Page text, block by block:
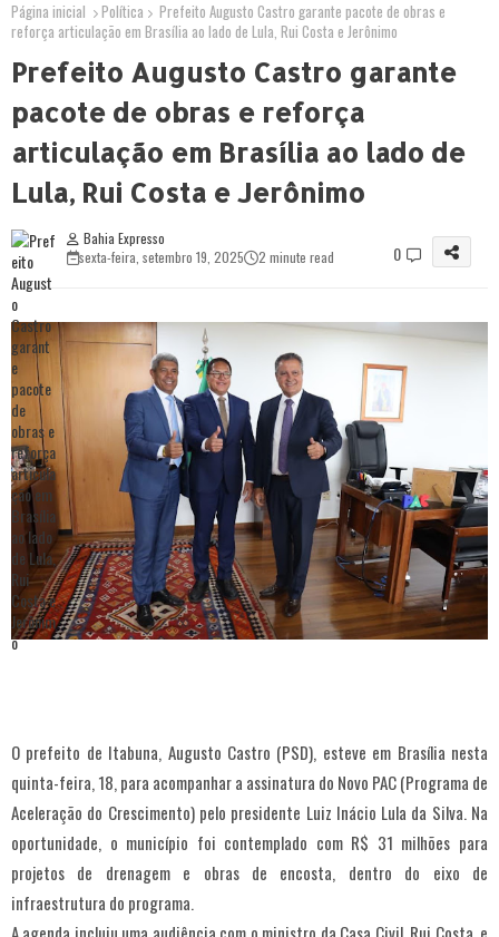
Página inicial Política
Prefeito Augusto Castro garante pacote de obras e
reforça articulação em Brasília ao lado de Lula, Rui Costa e Jerônimo
Prefeito Augusto Castro garante
pacote de obras e reforça
articulação em Brasília ao lado de
Lula, Rui Costa e Jerônimo
Bahia Expresso
sexta-feira, setembro 19, 2025
2 minute read 0
O prefeito de Itabuna, Augusto Castro (PSD), esteve em Brasília nesta
quinta-feira, 18, para acompanhar a assinatura do Novo PAC (Programa de
Aceleração do Crescimento) pelo presidente Luiz Inácio Lula da Silva. Na
oportunidade, o município foi contemplado com R$ 31 milhões para
projetos de drenagem e obras de encosta, dentro do eixo de
infraestrutura do programa.